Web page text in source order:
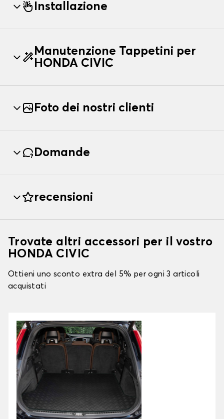
Installazione
Manutenzione Tappetini per
HONDA CIVIC
Foto dei nostri clienti
Domande
recensioni
Trovate altri accessori per il vostro
HONDA CIVIC
Ottieni uno sconto extra del 5% per ogni 3 articoli
acquistati